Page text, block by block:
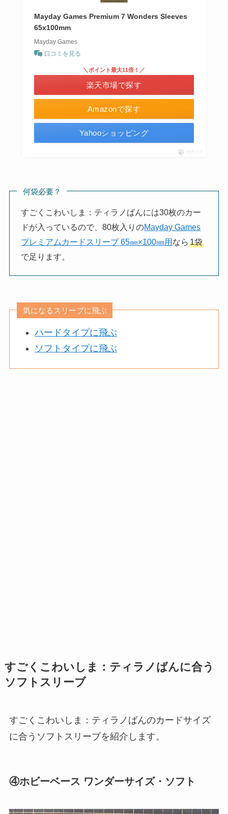
Mayday Games Premium 7 Wonders Sleeves
65x100mm
Mayday Games
口コミを見る
Amazonで探す
＼ポイント最大11倍！／
楽天市場で探す
Yahooショッピング
ポチップ
何袋必要？
すごくこわいしま：ティラノばんには30枚のカー
ドが入っているので、80枚入りのMayday Games
プレミアムカードスリーブ 65㎜×100㎜用なら1袋
で足ります。
気になるスリーブに飛ぶ
ハードタイプに飛ぶ
ソフトタイプに飛ぶ
すごくこわいしま：ティラノばんに合う
ソフトスリーブ
すごくこわいしま：ティラノばんのカードサイズ
に合うソフトスリーブを紹介します。
④ホビーベース ワンダーサイズ・ソフト